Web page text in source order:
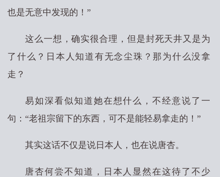
也是无意中发现的！”
这么一想，确实很合理，但是封死天井又是为
了什么？日本人知道有无念尘珠？那为什么没拿
走？
易如深看似知道她在想什么，不经意说了一
句：“老祖宗留下的东西，可不是能轻易拿走的！”
其实这话不仅是说日本人，也在说唐杏。
唐杏何尝不知道，日本人显然在这待了不少